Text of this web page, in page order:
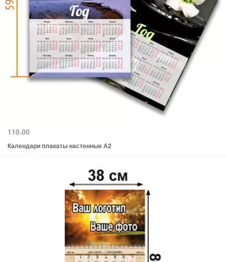
110.00
Календари плакаты настенные А2